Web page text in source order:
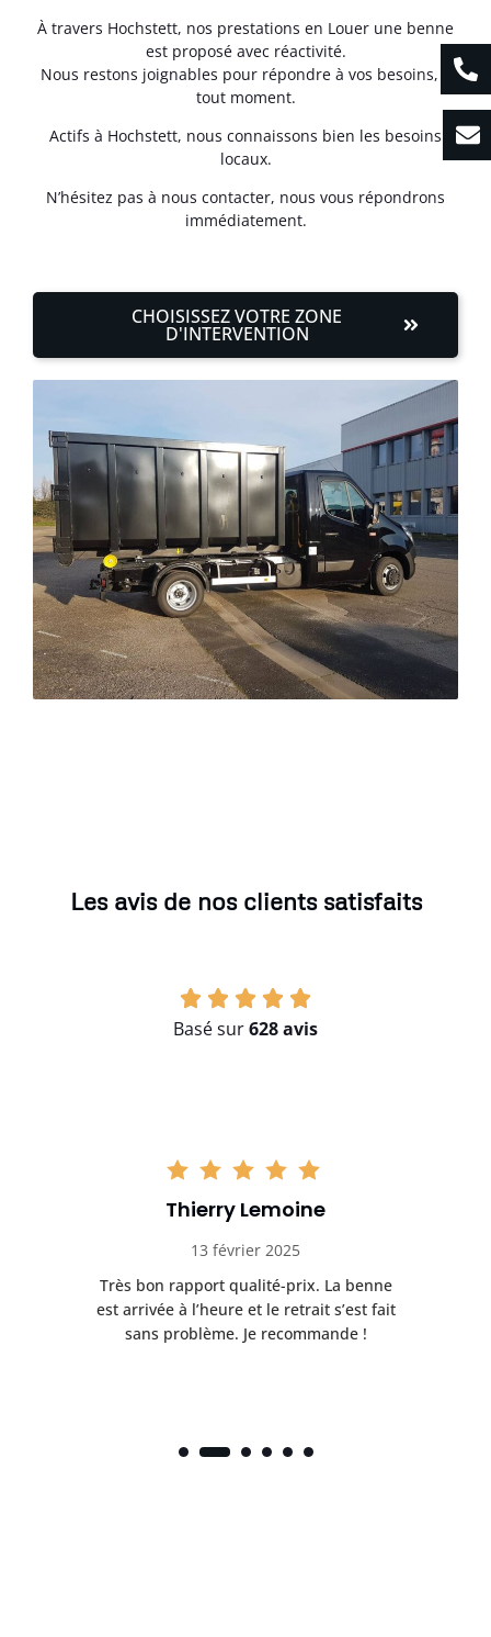
À travers Hochstett, nos prestations en Louer une benne
est proposé avec réactivité.
Nous restons joignables pour répondre à vos besoins, à
tout moment.
Actifs à Hochstett, nous connaissons bien les besoins
locaux.
N’hésitez pas à nous contacter, nous vous répondrons
immédiatement.
CHOISISSEZ VOTRE ZONE
D'INTERVENTION
Les avis de nos clients satisfaits
Basé sur628 avis
Thierry Lemoine
13 février 2025
Très bon rapport qualité-prix. La benne
est arrivée à l’heure et le retrait s’est fait
sans problème. Je recommande !